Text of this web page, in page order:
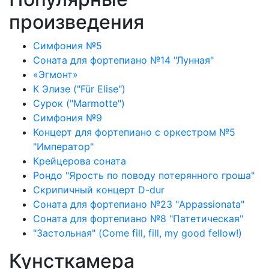
произведения
Симфония №5
Соната для фортепиано №14 "Лунная"
«Эгмонт»
К Элизе ("Für Elise")
Сурок ("Marmotte")
Симфония №9
Концерт для фортепиано с оркестром №5
"Император"
Крейцерова соната
Рондо "Ярость по поводу потерянного гроша"
Скрипичный концерт D-dur
Соната для фортепиано №23 "Appassionata"
Соната для фортепиано №8 "Патетическая"
"Застольная" (Come fill, fill, my good fellow!)
Кунсткамера